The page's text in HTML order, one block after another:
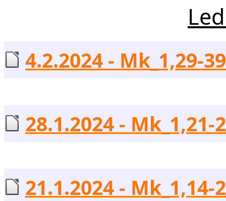
4.2.2024 - Mk_1,29-
28.1.2024 -
21.1.2024 -